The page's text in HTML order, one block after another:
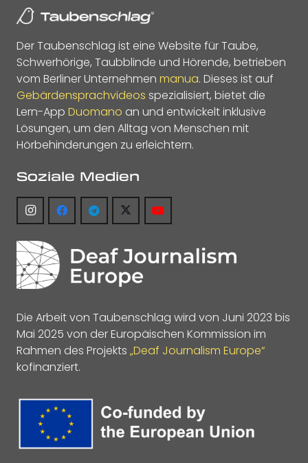
Der Taubenschlag ist eine Website für Taube,
Schwerhörige, Taubblinde und Hörende, betrieben
vom Berliner Unternehmen manua. Dieses ist auf
Gebärdensprachvideos spezialisiert, bietet die
Lern-App Duomano an und entwickelt inklusive
Lösungen, um den Alltag von Menschen mit
Hörbehinderungen zu erleichtern.
Soziale Medien
Die Arbeit von Taubenschlag wird von Juni 2023 bis
Mai 2025 von der Europäischen Kommission im
Rahmen des Projekts „Deaf Journalism Europe“
kofinanziert.